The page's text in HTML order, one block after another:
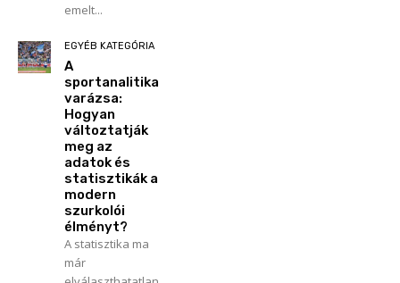
emelt...
EGYÉB KATEGÓRIA
A
sportanalitika
varázsa:
Hogyan
változtatják
meg az
adatok és
statisztikák a
modern
szurkolói
élményt?
A statisztika ma
már